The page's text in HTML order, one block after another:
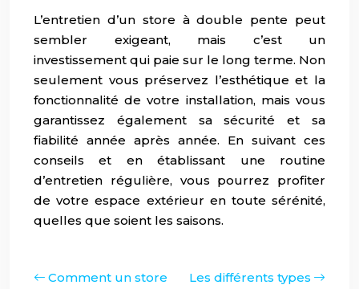
L’entretien d’un store à double pente peut
sembler exigeant, mais c’est un
investissement qui paie sur le long terme. Non
seulement vous préservez l’esthétique et la
fonctionnalité de votre installation, mais vous
garantissez également sa sécurité et sa
fiabilité année après année. En suivant ces
conseils et en établissant une routine
d’entretien régulière, vous pourrez profiter
de votre espace extérieur en toute sérénité,
quelles que soient les saisons.
Comment un store
Les différents types